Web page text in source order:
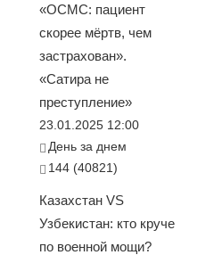
«ОСМС: пациент
скорее мёртв, чем
застрахован».
«Сатира не
преступление»
23.01.2025 12:00
День за днем
144 (40821)
Казахстан VS
Узбекистан: кто круче
по военной мощи?